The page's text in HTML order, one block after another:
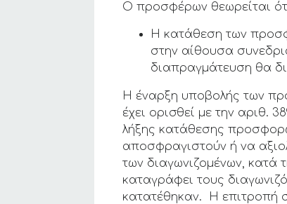
Ο προσφέρων θεωρείται
Η κατάθεση των
στην αίθουσα
διαπραγμάτευση θα
Η έναρξη υποβολής των
έχει ορισθεί με την αριθ.
λήξης κατάθεσης
αποσφραγιστούν ή να
των διαγωνιζομένων,
καταγράφει τους
κατατέθηκαν. Η επιτροπή